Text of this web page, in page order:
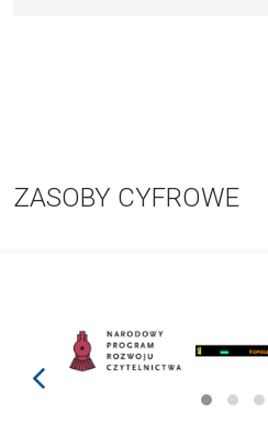
ZASOBY CYFROWE
prev